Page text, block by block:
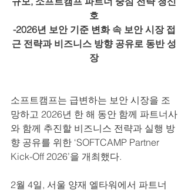
호
-2026년 보안 기준 변화 속 보안 시장 접
근 전략과 비즈니스 방향 공유로 동반 성
장
소프트캠프는 급변하는 보안 시장을 조
망하고 2026년 한 해 동안 함께 파트너사
와 함께 추진할 비즈니스 전략과 실행 방
향 공유를 위한 ‘SOFTCAMP Partner
Kick-Off 2026’을 개최했다.
2월 4일, 서울 양재 엘타워에서 파트너